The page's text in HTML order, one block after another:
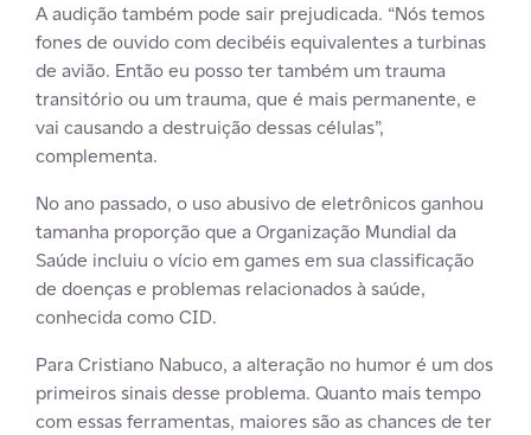
A audição também pode sair prejudicada. “Nós temos
fones de ouvido com decibéis equivalentes a turbinas
de avião. Então eu posso ter também um trauma
transitório ou um trauma, que é mais permanente, e
vai causando a destruição dessas células”,
complementa.
No ano passado, o uso abusivo de eletrônicos ganhou
tamanha proporção que a Organização Mundial da
Saúde incluiu o vício em games em sua classificação
de doenças e problemas relacionados à saúde,
conhecida como CID.
Para Cristiano Nabuco, a alteração no humor é um dos
primeiros sinais desse problema. Quanto mais tempo
com essas ferramentas, maiores são as chances de ter